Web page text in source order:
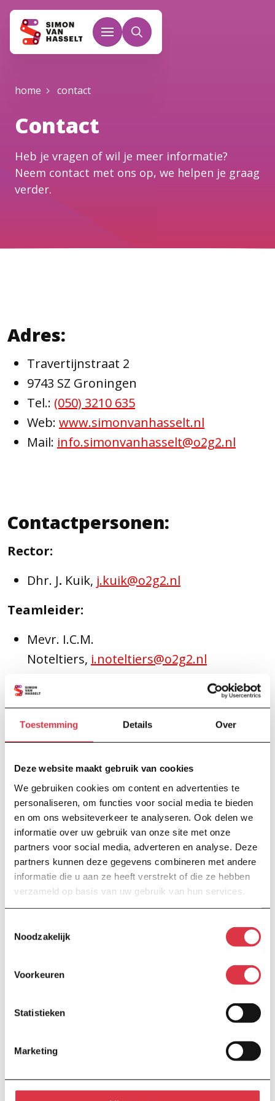
Toestemming Details Over
Deze website maakt gebruik van cookies
We gebruiken cookies om content en advertenties te
personaliseren, om functies voor social media te bieden
en om ons websiteverkeer te analyseren. Ook delen we
informatie over uw gebruik van onze site met onze
partners voor social media, adverteren en analyse. Deze
partners kunnen deze gegevens combineren met andere
informatie die u aan ze heeft verstrekt of die ze hebben
verzameld op basis van uw gebruik van hun services.
Noodzakelijk
Voorkeuren
Statistieken
Marketing
Overslaan en naar de inhoud gaan
Kruimelpad
home contact
Contact
Heb je vragen of wil je meer informatie?
Neem contact met ons op, we helpen je graag
verder.
Adres:
Travertijnstraat 2
9743 SZ Groningen
Tel.: (050) 3210 635
Web: www.simonvanhasselt.nl
Mail: info.simonvanhasselt@o2g2.nl
Contactpersonen:
Rector:
Dhr. J. Kuik, j.kuik@o2g2.nl
Teamleider:
Mevr. I.C.M.
Noteltiers, i.noteltiers@o2g2.nl
Ondersteuningscoördinator:
Mevr. G.
Hoogenberg,g.hoogenberg@o2g2.nl
Vertrouwenspersoon:
Meike van den Berg,
me.vandenberg@o2g2.nl
Toelatingscoördinatoren:
Mevr. R.
Groenewegen,r.groenewegen@o2g2.nl
Heb je een tip, feedback
of een klacht?
Laat het ons gerust weten. Bespreek het
feedback schriftelijk in. Voor klachten volgen
Openbaar Onderwijs Groningen één